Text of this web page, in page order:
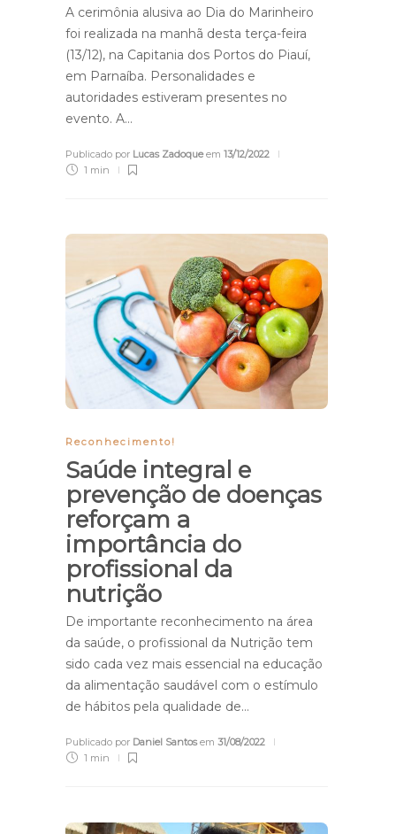
A cerimônia alusiva ao Dia do Marinheiro
foi realizada na manhã desta terça-feira
(13/12), na Capitania dos Portos do Piauí,
em Parnaíba. Personalidades e
autoridades estiveram presentes no
evento. A…
Publicado por Lucas Zadoqueem 13/12/2022
1 min
Reconhecimento!
Saúde integral e
prevenção de doenças
reforçam a
importância do
profissional da
nutrição
De importante reconhecimento na área
da saúde, o profissional da Nutrição tem
sido cada vez mais essencial na educação
da alimentação saudável com o estímulo
de hábitos pela qualidade de…
Publicado por Daniel Santosem 31/08/2022
1 min